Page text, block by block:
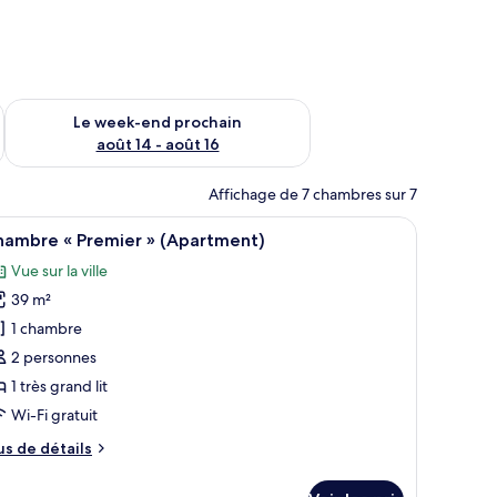
août 7 - août 9
Le week-end prochain
août 14 - août 16
Vérifier la disponibilité pour le week-end prochain août 14 -
Affichage de 7 chambres sur 7
au mur.
une table de chevet, un bureau, une chaise, un lave-linge, un four à
:
Une chambre d’hôtel moderne avec un
10 « Premier » (Apartment)
Vue sur la ville
39 m²
1 chambre
2 personnes
1 très grand lit
Wi-Fi gratuit
de détails